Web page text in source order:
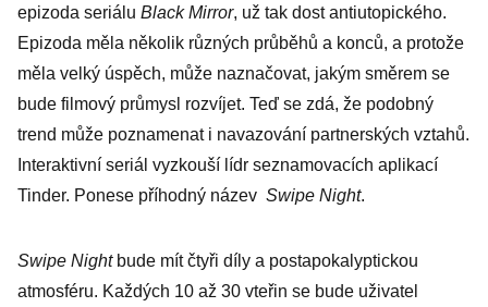
epizoda seriálu Black Mirror, už tak dost antiutopického.
Epizoda měla několik různých průběhů a konců, a protože
měla velký úspěch, může naznačovat, jakým směrem se
bude filmový průmysl rozvíjet. Teď se zdá, že podobný
trend může poznamenat i navazování partnerských vztahů.
Interaktivní seriál vyzkouší lídr seznamovacích aplikací
Tinder. Ponese příhodný název Swipe Night.
Swipe Night bude mít čtyři díly a postapokalyptickou
atmosféru. Každých 10 až 30 vteřin se bude uživatel